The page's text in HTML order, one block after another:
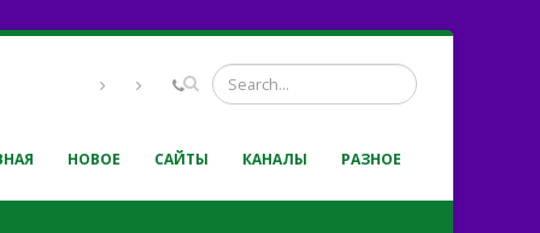
НОВОЕ САЙТЫ КАНАЛЫ РАЗНОЕ